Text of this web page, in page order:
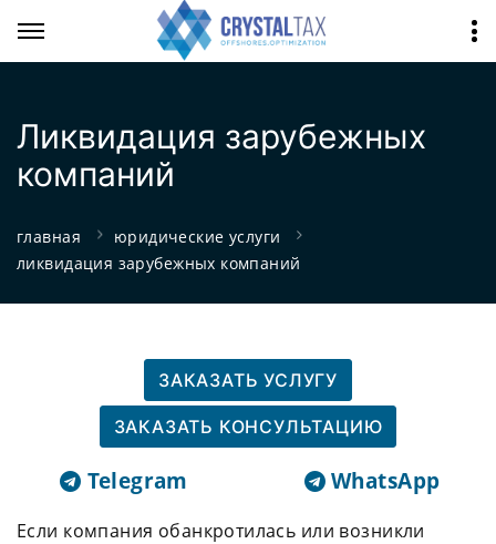
Ликвидация зарубежных
компаний
главная
юридические услуги
ликвидация зарубежных компаний
ЗАКАЗАТЬ УСЛУГУ
ЗАКАЗАТЬ КОНСУЛЬТАЦИЮ
Telegram WhatsApp
Если компания обанкротилась или возникли